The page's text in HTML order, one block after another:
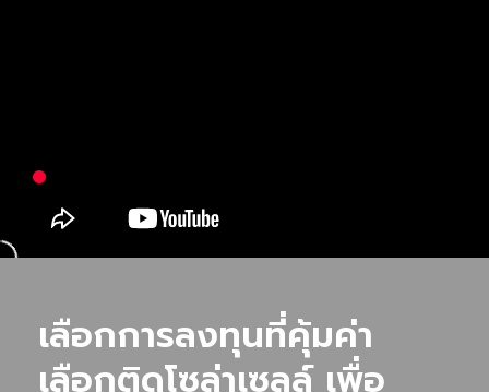
เลือกการลงทุนที่คุ้มค่า
เลือกติดโซล่าเซลล์ เพื่อ